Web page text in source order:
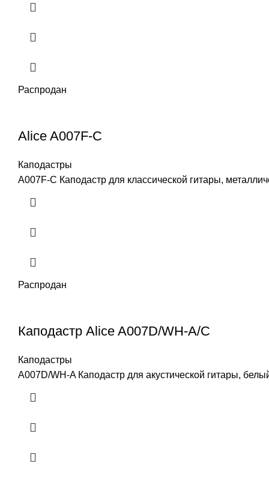
Распродан
Alice A007F-C
Каподастры
A007F-C Каподастр для классической гитары,
Распродан
Каподастр Alice A007D/WH-A/C
Каподастры
A007D/WH-A Каподастр для акустической гитары,